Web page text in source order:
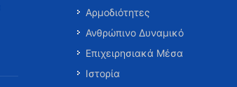
Αρμοδιότητες
Ανθρώπινο Δυναμικό
Επιχειρησιακά Μέσα
Ιστορία